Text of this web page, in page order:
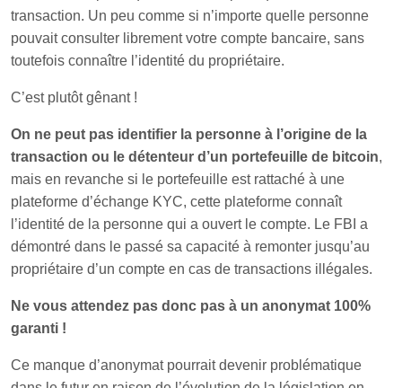
transaction. Un peu comme si n’importe quelle personne
pouvait consulter librement votre compte bancaire, sans
toutefois connaître l’identité du propriétaire.
C’est plutôt gênant !
On ne peut pas identifier la personne à l’origine de la
transaction ou le détenteur d’un portefeuille de bitcoin,
mais en revanche si le portefeuille est rattaché à une
plateforme d’échange KYC, cette plateforme connaît
l’identité de la personne qui a ouvert le compte. Le FBI a
démontré dans le passé sa capacité à remonter jusqu’au
propriétaire d’un compte en cas de transactions illégales.
Ne vous attendez pas donc pas à un anonymat 100%
garanti !
Ce manque d’anonymat pourrait devenir problématique